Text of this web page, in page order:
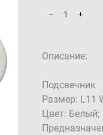
Описание:
Подсвечник
Размер: L11
Цвет: Белый;